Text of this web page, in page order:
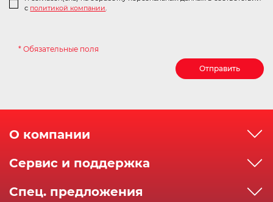
с политикой компании.
* Обязательные поля
Отправить
О компании
Сервисный центр
Сервис и поддержка
Спец. предложения